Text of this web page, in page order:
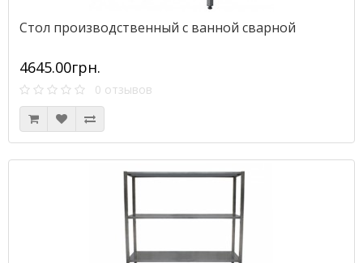
Стол производственный с ванной сварной
4645.00грн.
0 отзывов